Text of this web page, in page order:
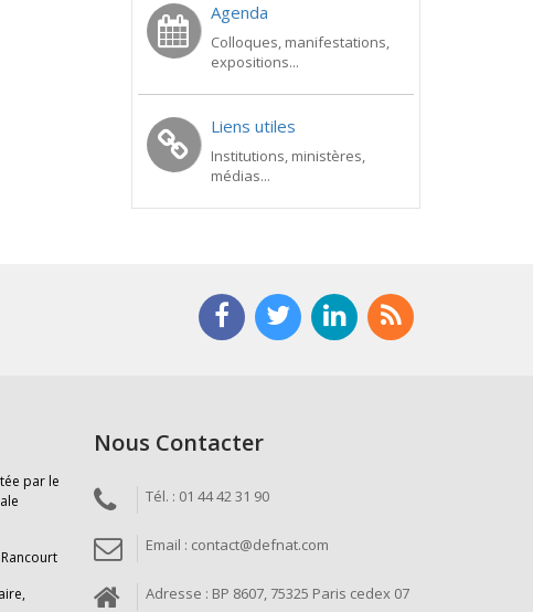
Agenda
Colloques, manifestations,
expositions...
Liens utiles
Institutions, ministères,
médias...
par le
Nous Contacter
Tél. : 01 44 42 31 90
Email : contact@defnat.com
Adresse : BP 8607, 75325 Paris cedex 07